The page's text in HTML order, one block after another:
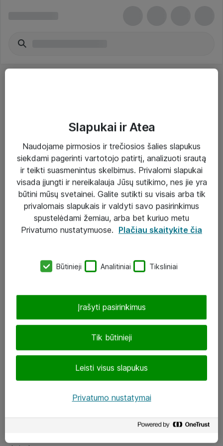
Paslaugos
Sprendimai
Įgyvendinti projektai
Atea ekspertų patarimai verslui
eShop@atea.lt
LinkedIn
Slapukai ir Atea
Naudojame pirmosios ir trečiosios šalies slapukus
siekdami pagerinti vartotojo patirtį, analizuoti srautą
ir teikti suasmenintus skelbimus. Privalomi slapukai
visada įjungti ir nereikalauja Jūsų sutikimo, nes jie yra
būtini mūsų svetainei. Galite sutikti su visais arba tik
privalomais slapukais ir valdyti savo pasirinkimus
spustelėdami žemiau, arba bet kuriuo metu
Privatumo nustatymuose. Plačiau skaitykite čia
Būtinieji Analitiniai Tiksliniai
Tik būtinieji
Leisti visus slapukus
Įrašyti pasirinkimus
Privatumo nustatymai